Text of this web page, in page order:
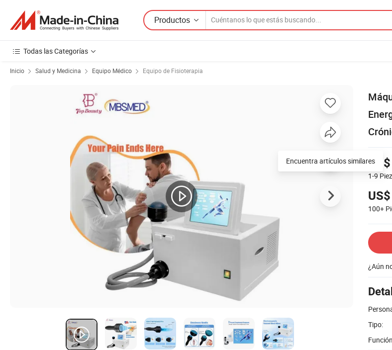
Productos
Todas las Categorías
Inicio Salud y Medicina Equipo Médico Equipo de Fisioterapia
1-9
100+
¿Aún
Tipo:
Encuentra artículos similares